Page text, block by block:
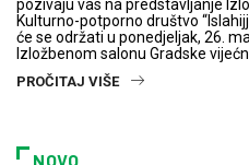
pozivaju vas na predstavljanje
Kulturno-potporno društvo
će se održati u ponedjeljak, 26.
Izložbenom salonu Gradske
PROČITAJ VIŠE
NOVO